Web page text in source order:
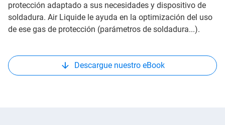
protección adaptado a sus necesidades y dispositivo de
soldadura. Air Liquide le ayuda en la optimización del uso
de ese gas de protección (parámetros de soldadura...).
Descargue nuestro eBook